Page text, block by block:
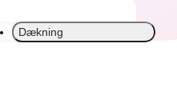
Dækning